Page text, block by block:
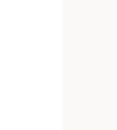
и нахождения